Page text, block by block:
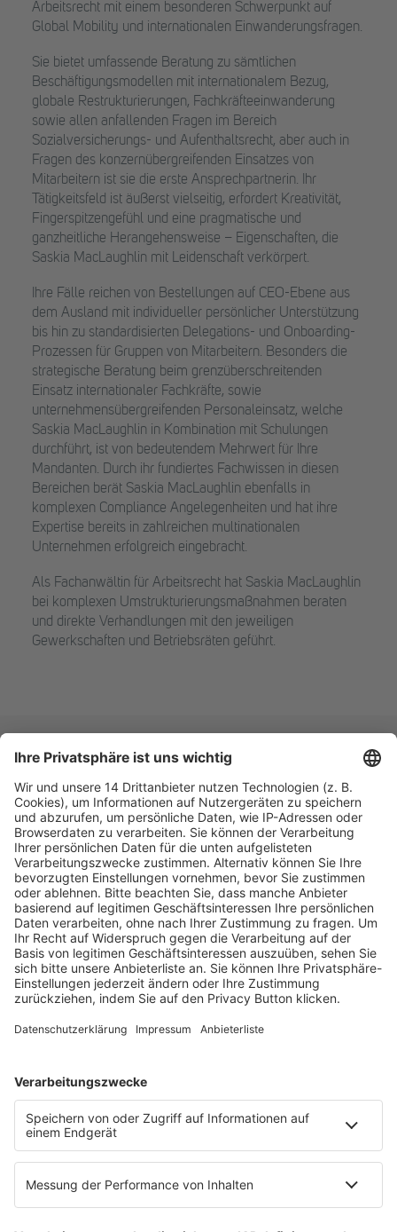
Arbeitsrecht mit einem besonderen Schwerpunkt auf
Global Mobility und internationalen Einwanderungsfragen.
Sie bietet umfassende Beratung zu sämtlichen
Beschäftigungsmodellen mit internationalem Bezug,
globale Restrukturierungen, Fachkräfteeinwanderung
sowie allen anfallenden Fragen im Bereich
Sozialversicherungs- und Aufenthaltsrecht, aber auch in
Fragen des konzernübergreifenden Einsatzes von
Mitarbeitern ist sie die erste Ansprechpartnerin. Ihr
Tätigkeitsfeld ist äußerst vielseitig, erfordert Kreativität,
Fingerspitzengefühl und eine pragmatische und
ganzheitliche Herangehensweise – Eigenschaften, die
Saskia MacLaughlin mit Leidenschaft verkörpert.
Ihre Fälle reichen von Bestellungen auf CEO-Ebene aus
dem Ausland mit individueller persönlicher Unterstützung
bis hin zu standardisierten Delegations- und Onboarding-
Prozessen für Gruppen von Mitarbeitern. Besonders die
strategische Beratung beim grenzüberschreitenden
Einsatz internationaler Fachkräfte, sowie
unternehmensübergreifenden Personaleinsatz, welche
Saskia MacLaughlin in Kombination mit Schulungen
durchführt, ist von bedeutendem Mehrwert für Ihre
Mandanten. Durch ihr fundiertes Fachwissen in diesen
Bereichen berät Saskia MacLaughlin ebenfalls in
komplexen Compliance Angelegenheiten und hat ihre
Expertise bereits in zahlreichen multinationalen
Unternehmen erfolgreich eingebracht.
Als Fachanwältin für Arbeitsrecht hat Saskia MacLaughlin
bei komplexen Umstrukturierungsmaßnahmen beraten
und direkte Verhandlungen mit den jeweiligen
Gewerkschaften und Betriebsräten geführt.
Fachmedien Recht und Wirtschaft
Ein Fachbereich der
dfv Mediengruppe
Mainzer Landstr. 251
60326 Frankfurt am Main
E-Mail:info@ruw.de
Web:https://www.ruw.de
AGB
Datenschutzerklärung
Genderhinweis
Cookie-Einstellungen